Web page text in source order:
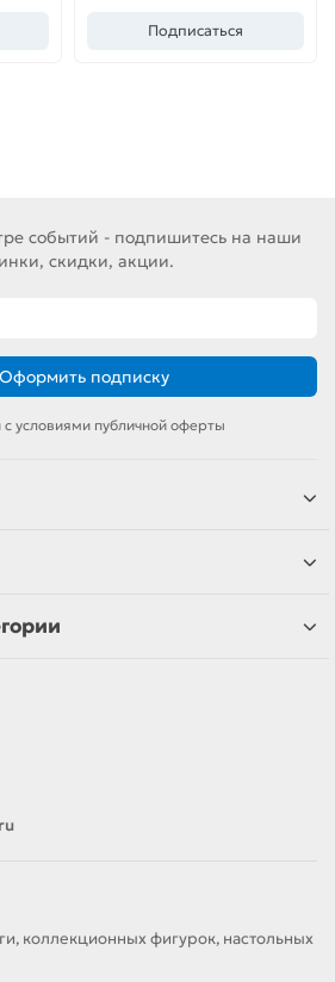
Подписаться
событий - подпишитесь на наши
скидки, акции.
Оформить подписку
с условиями публичной оферты
коллекционных фигурок, настольных